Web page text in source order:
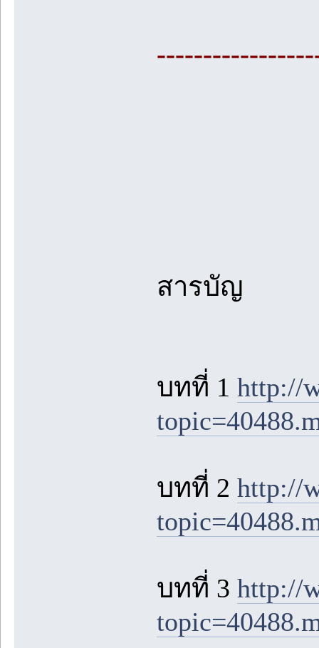
สารบัญ
บทที่ 1 http://
บทที่ 2 http://
บทที่ 3 http://